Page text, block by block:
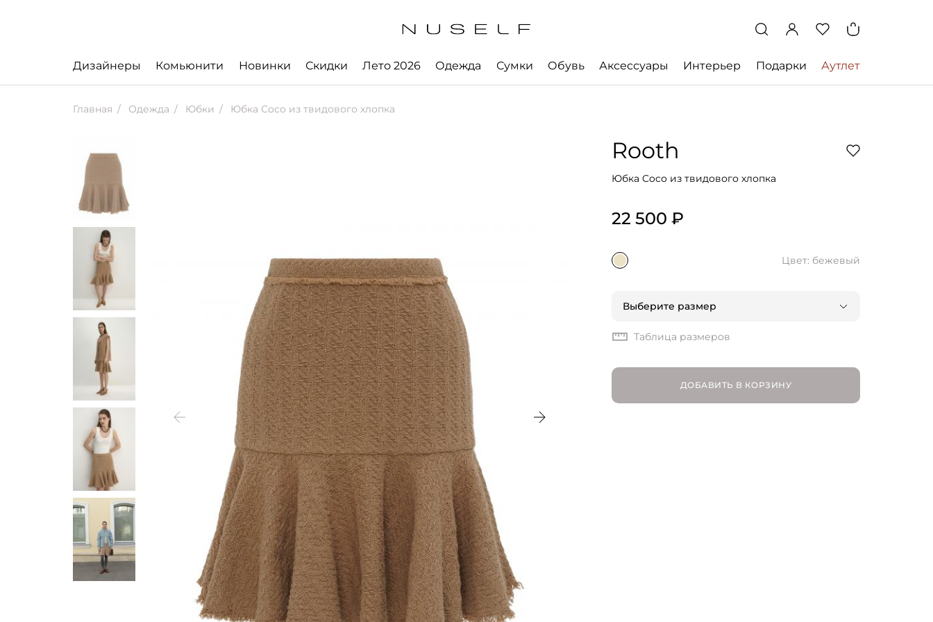
Дизайнеры Комьюнити Новинки Скидки Лето 2026 Одежда Сумки Обувь Аксессуары Интерьер Подарки Аутлет
Главная Одежда Юбки Юбка Coco из твидового хлопка
Rooth
Юбка Coco из твидового хлопка
22 500 ₽
Цвет: бежевый
Выберите размер
XS | RU 42
S | RU 44
Таблица размеров
ДОБАВИТЬ В КОРЗИНУ